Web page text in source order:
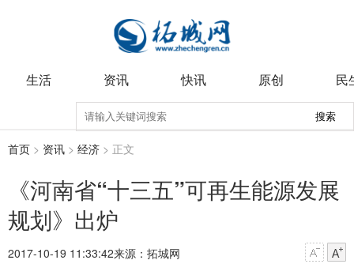
生活 资讯 快讯 原创 民
搜索
首页 > 资讯 > 经济 > 正文
《河南省“十三五”可再生能源发展
规划》出炉
2017-10-19 11:33:42来源：拓城网